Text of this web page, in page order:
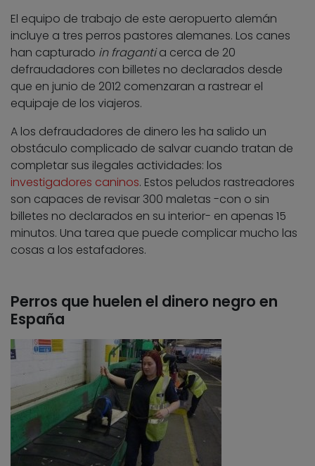
El equipo de trabajo de este aeropuerto alemán
incluye a tres perros pastores alemanes. Los canes
han capturado in fragantia cerca de 20
defraudadores con billetes no declarados desde
que en junio de 2012 comenzaran a rastrear el
equipaje de los viajeros.
A los defraudadores de dinero les ha salido un
obstáculo complicado de salvar cuando tratan de
completar sus ilegales actividades: los
investigadores caninos. Estos peludos rastreadores
son capaces de revisar 300 maletas -con o sin
billetes no declarados en su interior- en apenas 15
minutos. Una tarea que puede complicar mucho las
cosas a los estafadores.
Perros que huelen el dinero negro en
España